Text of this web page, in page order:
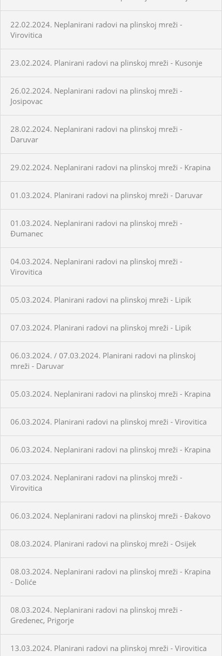
22.02.2024. Neplanirani radovi na plinskoj mreži -
Virovitica
23.02.2024. Planirani radovi na plinskoj mreži - Kusonje
26.02.2024. Neplanirani radovi na plinskoj mreži -
Josipovac
28.02.2024. Neplanirani radovi na plinskoj mreži -
Daruvar
29.02.2024. Neplanirani radovi na plinskoj mreži - Krapina
01.03.2024. Planirani radovi na plinskoj mreži - Daruvar
01.03.2024. Neplanirani radovi na plinskoj mreži -
Đumanec
04.03.2024. Neplanirani radovi na plinskoj mreži -
Virovitica
05.03.2024. Planirani radovi na plinskoj mreži - Lipik
07.03.2024. Planirani radovi na plinskoj mreži - Lipik
06.03.2024. / 07.03.2024. Planirani radovi na plinskoj
mreži - Daruvar
05.03.2024. Neplanirani radovi na plinskoj mreži - Krapina
06.03.2024. Planirani radovi na plinskoj mreži - Virovitica
06.03.2024. Neplanirani radovi na plinskoj mreži - Krapina
07.03.2024. Neplanirani radovi na plinskoj mreži -
Virovitica
06.03.2024. Neplanirani radovi na plinskoj mreži - Đakovo
08.03.2024. Planirani radovi na plinskoj mreži - Osijek
08.03.2024. Neplanirani radovi na plinskoj mreži - Krapina
- Doliće
08.03.2024. Neplanirani radovi na plinskoj mreži -
Gredenec, Prigorje
13.03.2024. Planirani radovi na plinskoj mreži - Virovitica